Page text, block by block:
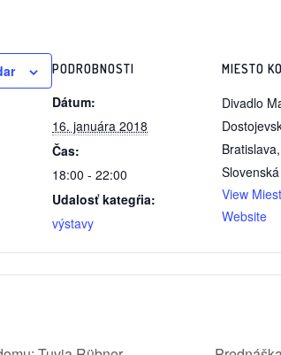
PODROBNOSTI
Dátum:
16. januára 2018
Čas:
18:00 - 22:00
Udalosť kategŕia:
výstavy
MIESTO
Divadlo
Bratislava,
View
Website